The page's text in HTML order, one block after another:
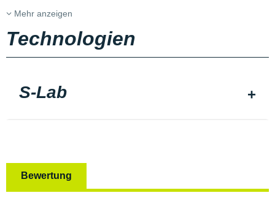
Mehr anzeigen
Technologien
S-Lab
Bewertung